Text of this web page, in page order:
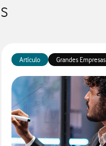
Artículo Grandes Empresas